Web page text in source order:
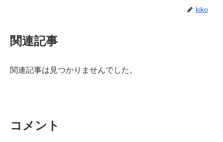
kiko
関連記事
関連記事は見つかりませんでした。
コメント